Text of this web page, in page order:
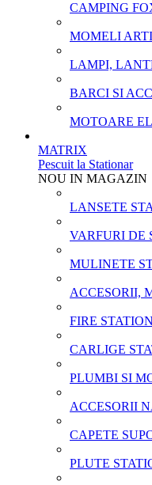
CAMPING
MOMELI
LAMPI,
BARCI SI
MOTOARE
MATRIX
Pescuit la Stationar
NOU IN MAGAZIN
LANSETE
VARFURI DE
MULINETE
ACCESORII,
FIRE
CARLIGE
PLUMBI SI
ACCESORII
CAPETE
PLUTE